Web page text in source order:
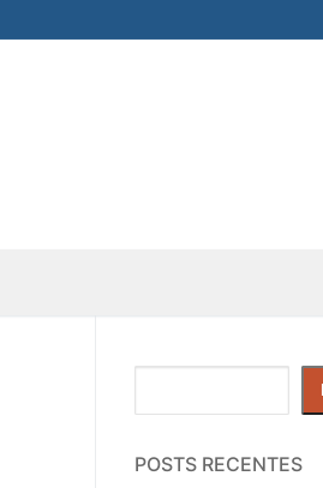
POSTS RECENTES